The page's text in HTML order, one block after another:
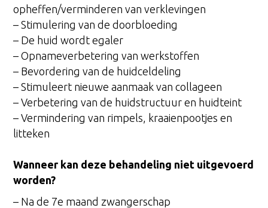
opheffen/verminderen van verklevingen
– Stimulering van de doorbloeding
– De huid wordt egaler
– Opnameverbetering van werkstoffen
– Bevordering van de huidceldeling
– Stimuleert nieuwe aanmaak van collageen
– Verbetering van de huidstructuur en huidteint
– Vermindering van rimpels, kraaienpootjes en
litteken
Wanneer kan deze behandeling niet uitgevoerd
worden?
– Na de 7e maand zwangerschap